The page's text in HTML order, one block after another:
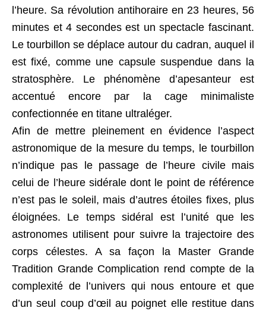
l’heure. Sa révolution antihoraire en 23 heures, 56
minutes et 4 secondes est un spectacle fascinant.
Le tourbillon se déplace autour du cadran, auquel il
est fixé, comme une capsule suspendue dans la
stratosphère. Le phénomène d’apesanteur est
accentué encore par la cage minimaliste
confectionnée en titane ultraléger.
Afin de mettre pleinement en évidence l’aspect
astronomique de la mesure du temps, le tourbillon
n’indique pas le passage de l’heure civile mais
celui de l’heure sidérale dont le point de référence
n’est pas le soleil, mais d’autres étoiles fixes, plus
éloignées. Le temps sidéral est l’unité que les
astronomes utilisent pour suivre la trajectoire des
corps célestes. A sa façon la Master Grande
Tradition Grande Complication rend compte de la
complexité de l’univers qui nous entoure et que
d’un seul coup d’œil au poignet elle restitue dans